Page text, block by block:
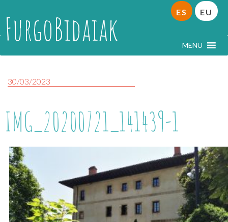
FurgoBidaiak MENU
ES EU
30/03/2023
IMG_20200721_141439-1